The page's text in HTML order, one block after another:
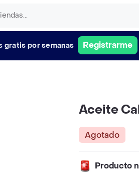
gratis por semanas Registrarme
Aceite
Agotado
Producto